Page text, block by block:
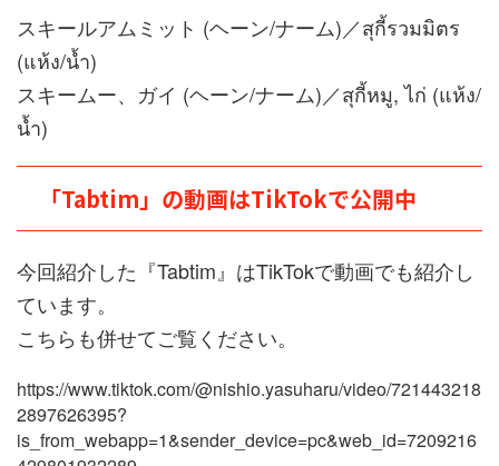
スキールアムミット (ヘーン/ナーム)／สุกี้รวมมิตร
(แห้ง/น้ำ)
スキームー、ガイ (ヘーン/ナーム)／สุกี้หมู, ไก่ (แห้ง/
น้ำ)
「Tabtim」の動画はTikTokで公開中
今回紹介した『Tabtim』はTikTokで動画でも紹介し
ています。
こちらも併せてご覧ください。
https://www.tiktok.com/@nishio.yasuharu/video/721443218
2897626395?
is_from_webapp=1&sender_device=pc&web_id=7209216